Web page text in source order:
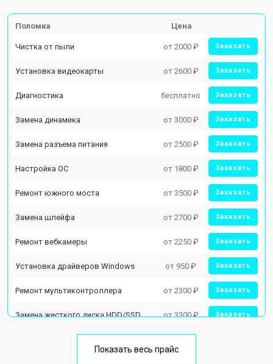
Поломка Цена
Чистка от пыли от 2000 ₽ Заказать
Установка видеокарты от 2600 ₽ Заказать
Диагностика бесплатно Заказать
Замена динамика от 3000 ₽ Заказать
Замена разъема питания от 2500 ₽ Заказать
Настройка ОС от 1800 ₽ Заказать
Ремонт южного моста от 3500 ₽ Заказать
Замена шлейфа от 2700 ₽ Заказать
Ремонт вебкамеры от 2250 ₽ Заказать
Установка драйверов Windows от 950 ₽ Заказать
Ремонт мультиконтроллера от 2300 ₽ Заказать
Замена жесткого диска HDD/SSD от 3300 ₽ Заказать
Показать весь прайс